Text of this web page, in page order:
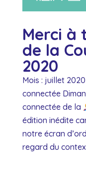
Merci à
de la
2020
Mois : juillet
connectée
connectée de la
édition inédite
notre écran
regard du